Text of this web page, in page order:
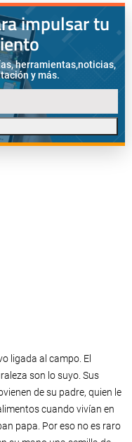
impulsar tu
herramientas,noticias,
y más.
ligada al campo. El
son lo suyo. Sus
de su padre, quien le
cuando vivían en
papa. Por eso no es raro